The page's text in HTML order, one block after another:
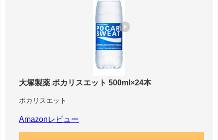
大塚製薬 ポカリスエット 500ml×24本
ポカリスエット
Amazonレビュー